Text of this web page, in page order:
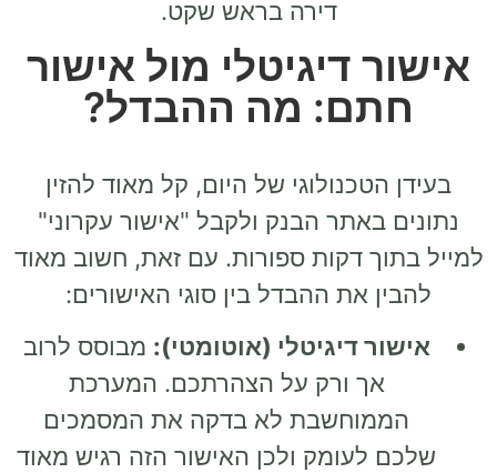
דירה בראש שקט.
אישור דיגיטלי מול אישור
חתם: מה ההבדל?
בעידן הטכנולוגי של היום, קל מאוד להזין
נתונים באתר הבנק ולקבל "אישור עקרוני"
למייל בתוך דקות ספורות. עם זאת, חשוב מאוד
להבין את ההבדל בין סוגי האישורים:
אישור דיגיטלי (אוטומטי): מבוסס לרוב
אך ורק על הצהרתכם. המערכת
הממוחשבת לא בדקה את המסמכים
שלכם לעומק ולכן האישור הזה רגיש מאוד